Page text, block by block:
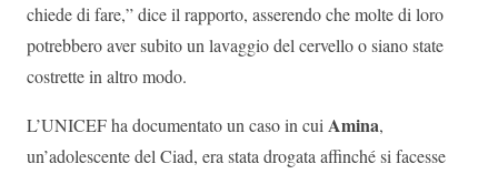
chiede di fare,” dice il rapporto, asserendo che molte di loro
potrebbero aver subito un lavaggio del cervello o siano state
costrette in altro modo.
L’UNICEF ha documentato un caso in cuiAmina,
un’adolescente del Ciad, era stata drogata affinché si facesse